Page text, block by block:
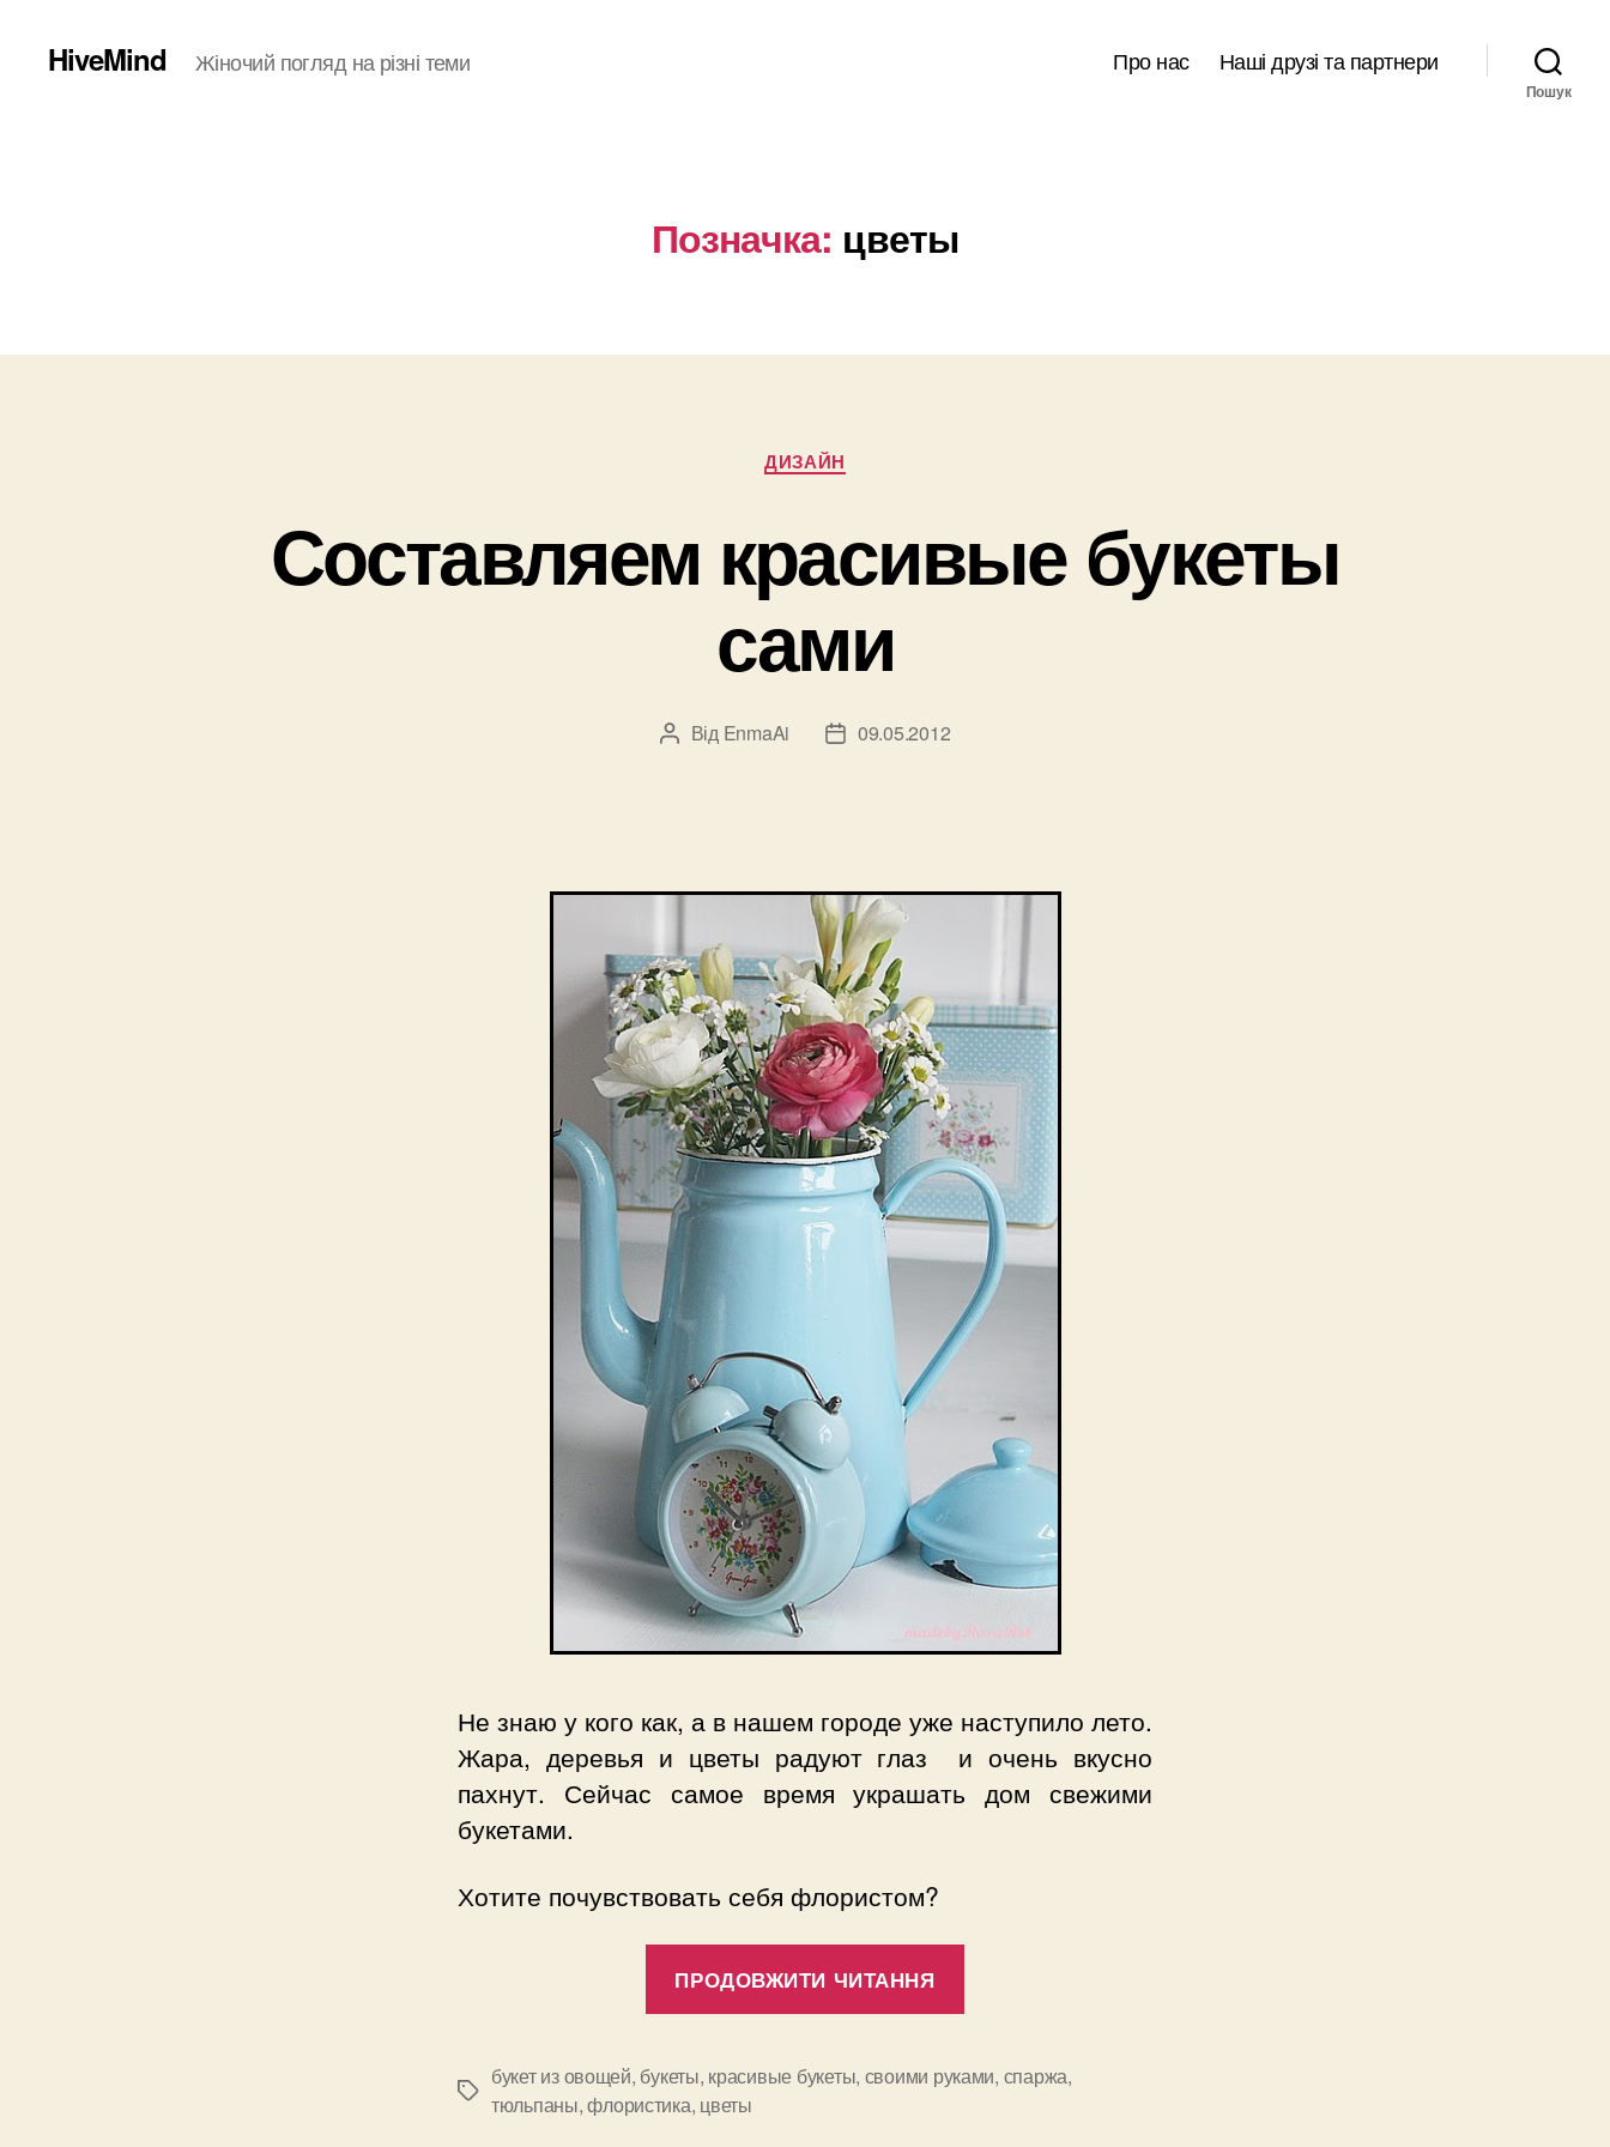
HiveMind Жіночий погляд на різні теми Про нас Наші друзі та партнери
Пошук
Позначка: цветы
Категорії
ДИЗАЙН
Составляем красивые букеты
сами
Автор
Від EnmaAi
Дата09.05.2012
Не знаю у кого как, а в нашем городе уже наступило лето.
Жара, деревья и цветы радуют глаз и очень вкусно
пахнут. Сейчас самое время украшать дом свежими
букетами.
Хотите почувствовать себя флористом?
ПРОДОВЖИТИ ЧИТАННЯ
сами”
Позначки
букет из овощей, букеты, красивые букеты, своими руками, спаржа,
тюльпаны,флористика, цветы